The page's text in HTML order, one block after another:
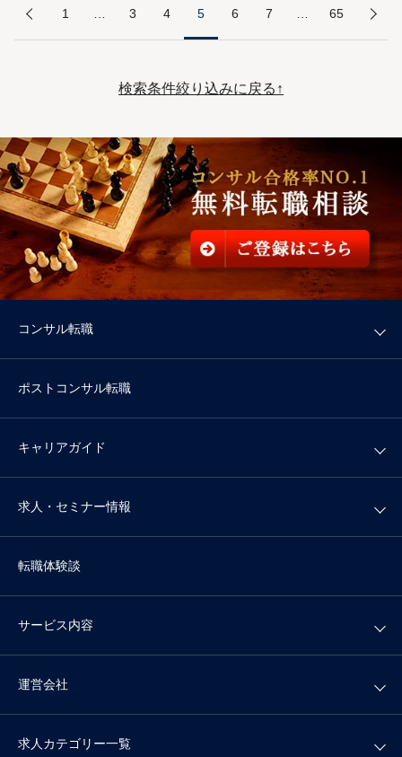
1 … 3 4 5 6 7 … 65
検索条件絞り込みに戻る↑
コンサル転職
ポストコンサル転職
キャリアガイド
求人・セミナー情報
転職体験談
サービス内容
運営会社
求人カテゴリー一覧